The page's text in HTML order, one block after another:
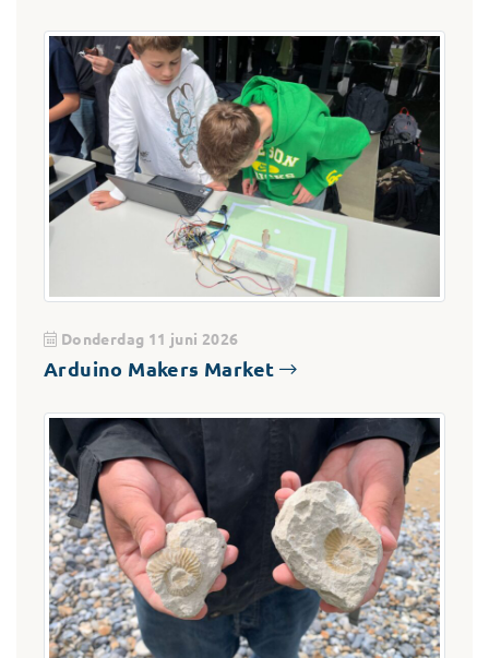
Donderdag 11 juni 2026
Arduino Makers Market